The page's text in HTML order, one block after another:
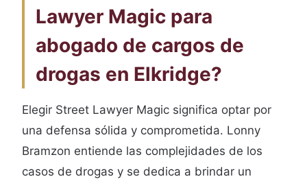
Lawyer Magic para
abogado de cargos de
drogas en Elkridge?
Elegir Street Lawyer Magic significa optar por
una defensa sólida y comprometida. Lonny
Bramzon entiende las complejidades de los
casos de drogas y se dedica a brindar un